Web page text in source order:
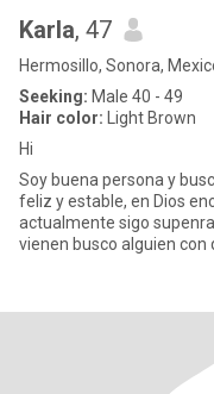
Karla, 47
Hermosillo, Sonora,
Seeking: Male 40 - 49
Hair color: Light Brown
Hi
Soy buena persona y busco
feliz y estable, en Dios
actualmente sigo
vienen busco alguien